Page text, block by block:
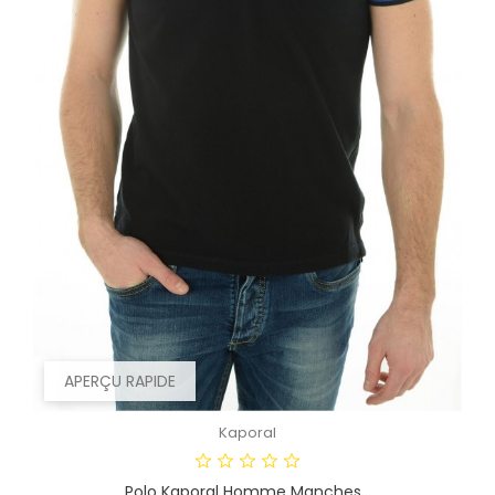
APERÇU RAPIDE
Kaporal